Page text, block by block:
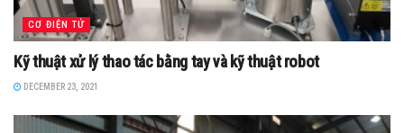
CƠ ĐIỆN TỬ
Kỹ thuật xử lý thao tác bằng tay và kỹ thuật robot
DECEMBER 23, 2021